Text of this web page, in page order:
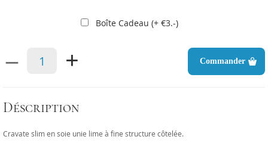
Boîte Cadeau (+ €3.-)
– + Commander
Déscription
Cravate slim en soie unie lime à fine structure côtelée.